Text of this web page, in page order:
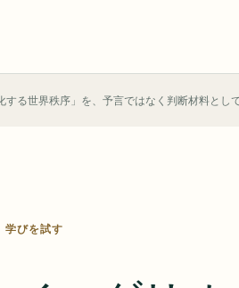
する世界秩序」を、予言ではなく判断材料とし
学びを試す